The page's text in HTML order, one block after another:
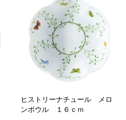
ヒストリーナチュール メロ
ンボウル １６ｃｍ